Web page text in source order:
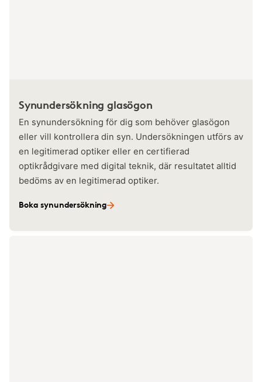
Synundersökning glasögon
En synundersökning för dig som behöver glasögon
eller vill kontrollera din syn. Undersökningen utförs av
en legitimerad optiker eller en certifierad
optikrådgivare med digital teknik, där resultatet alltid
bedöms av en legitimerad optiker.
Boka synundersökning